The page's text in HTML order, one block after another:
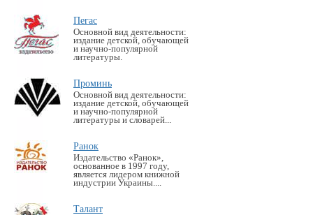
Пегас
Основной вид деятельности:
издание детской, обучающей
и научно-популярной
литературы.
Проминь
Основной вид деятельности:
издание детской, обучающей
и научно-популярной
литературы и словарей...
Ранок
Издательство «Ранок»,
основанное в 1997 году,
является лидером книжной
индустрии Украины....
Талант